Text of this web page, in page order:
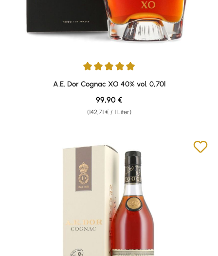
Durchschnittliche Bewertung von 4.88 von 5 Sternen
A.E. Dor Cognac XO 40% vol. 0,70l
(142,71 € / 1 Liter)
Regulärer Preis:
99,90 €